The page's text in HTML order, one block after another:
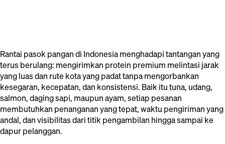
Rantai pasok pangan di Indonesia menghadapi tantangan yang
terus berulang: mengirimkan protein premium melintasi jarak
yang luas dan rute kota yang padat tanpa mengorbankan
kesegaran, kecepatan, dan konsistensi. Baik itu tuna, udang,
salmon, daging sapi, maupun ayam, setiap pesanan
membutuhkan penanganan yang tepat, waktu pengiriman yang
andal, dan visibilitas dari titik pengambilan hingga sampai ke
dapur pelanggan.